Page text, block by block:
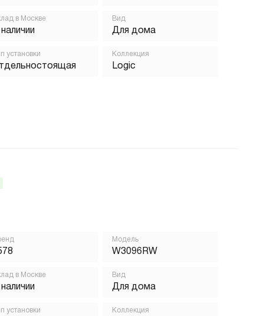
в Москве Вид
Для дома
установки Коллекция
Logic
Модель
W3096RW
в Москве Вид
Для дома
установки Коллекция